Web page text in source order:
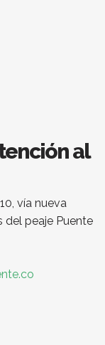
al
vía nueva
del peaje Puente